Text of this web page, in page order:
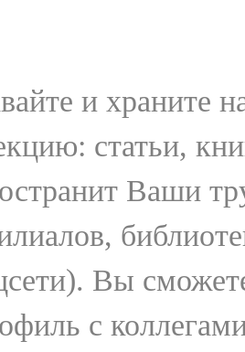
и храните
статьи,
Ваши
Вы
с